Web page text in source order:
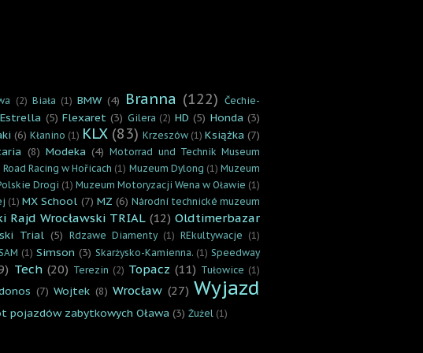
(2) Biała (1) BMW (4) Branna (122)
Čechie-
Estrella (5) Flexaret (3) Gilera (2) HD (5) Honda (3)
(6) Kłanino (1) KLX (83) Krzeszów (1) Książka (7)
(8) Modeka (4) Motorrad und Technik Museum
Racing w Hořicach (1) Muzeum Dylong (1) Muzeum
Drogi (1) Muzeum Motoryzacji Wena w Oławie (1)
(1) MX School (7) MZ (6) Národní technické muzeum
Rajd Wrocławski TRIAL (12) Oldtimerbazar
Trial (5) Rdzawe Diamenty (1) REkultywacje (1)
(1) Simson (3) Skarżysko-Kamienna. (1) Speedway
Tech (20) Terezin (2) Topacz (11) Tułowice (1)
(7) Wojtek (8) Wrocław (27) Wyjazd
pojazdów zabytkowych Oława (3) Żużel (1)